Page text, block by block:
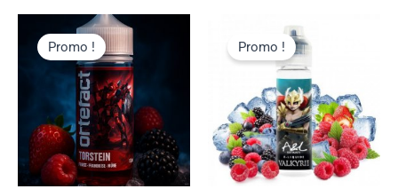
Promo ! Promo !